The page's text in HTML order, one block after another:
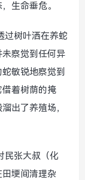
生命垂危。
过树叶洒在养蛇
察觉到任何异
敏锐地察觉到
着树荫的掩
出了养殖场，
民张大叔（化
埂间清理杂